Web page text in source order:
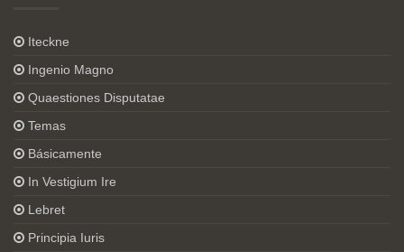
Iteckne
Ingenio Magno
Quaestiones Disputatae
Temas
Básicamente
In Vestigium Ire
Lebret
Principia Iuris